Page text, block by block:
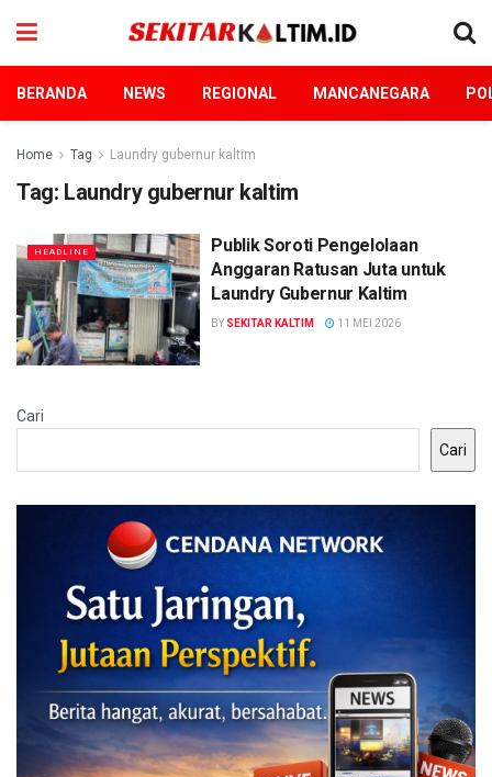
BERANDA NEWS REGIONAL MANCANEGARA
Home Tag Laundry gubernur kaltim
Tag: Laundry gubernur kaltim
HEADLINE
Publik Soroti Pengelolaan
Anggaran Ratusan Juta untuk
Laundry Gubernur Kaltim
BY SEKITAR KALTIM 11 MEI 2026
Cari
Cari